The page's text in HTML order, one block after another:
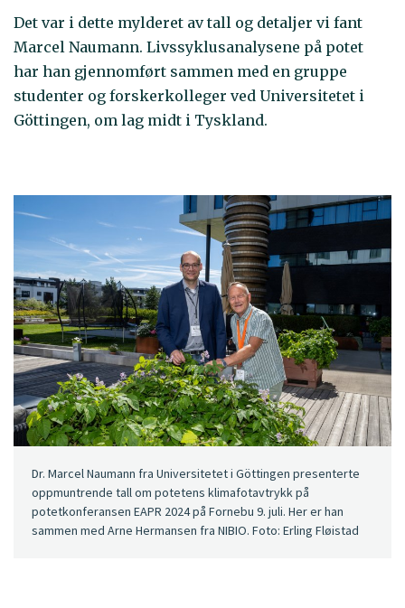
Det var i dette mylderet av tall og detaljer vi fant
Marcel Naumann. Livssyklusanalysene på potet
har han gjennomført sammen med en gruppe
studenter og forskerkolleger ved Universitetet i
Göttingen, om lag midt i Tyskland.
Dr. Marcel Naumann fra Universitetet i Göttingen presenterte
oppmuntrende tall om potetens klimafotavtrykk på
potetkonferansen EAPR 2024 på Fornebu 9. juli. Her er han
sammen med Arne Hermansen fra NIBIO. Foto: Erling Fløistad